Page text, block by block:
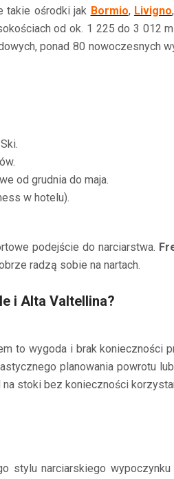
takie ośrodki jak Bormio, Livigno
od ok. 1 225 do 3 012 m
ponad 80 nowoczesnych
od grudnia do maja.
w hotelu).
podejście do narciarstwa.
radzą sobie na nartach.
i Alta Valtellina?
to wygoda i brak konieczności
planowania powrotu
stoki bez konieczności
stylu narciarskiego